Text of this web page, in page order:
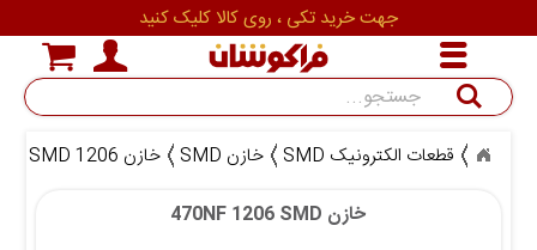
قطعات الکترونیک SMD خازن SMD خازن SMD 1206
خازن 470NF 1206 SMD
جهت خرید تکی ، روی کالا کلیک کنید